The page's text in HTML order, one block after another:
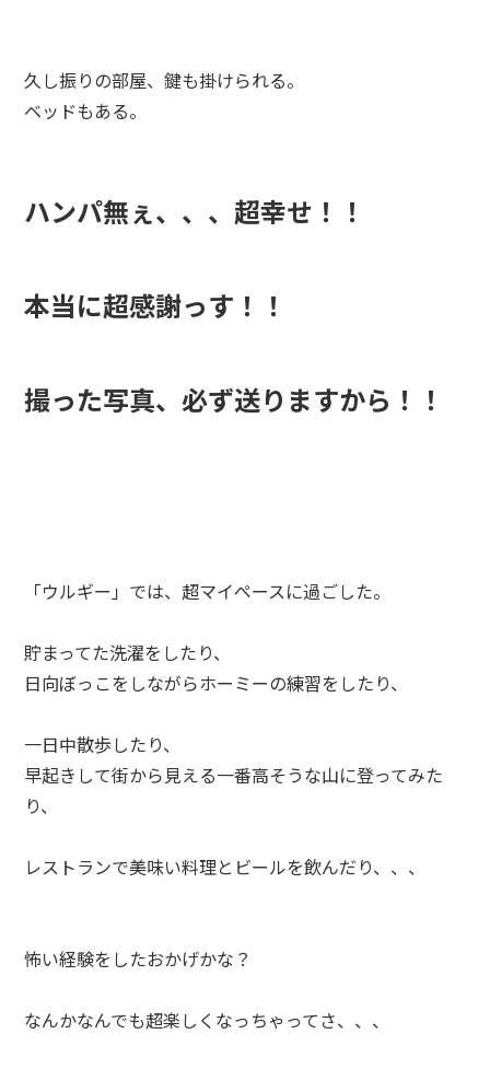
久し振りの部屋、鍵も掛けられる。
ベッドもある。
ハンパ無ぇ、、、超幸せ！！
本当に超感謝っす！！
撮った写真、必ず送りますから！！
「ウルギー」では、超マイペースに過ごした。
貯まってた洗濯をしたり、
日向ぼっこをしながらホーミーの練習をしたり、
一日中散歩したり、
早起きして街から見える一番高そうな山に登ってみた
り、
レストランで美味い料理とビールを飲んだり、、、
怖い経験をしたおかげかな？
なんかなんでも超楽しくなっちゃってさ、、、